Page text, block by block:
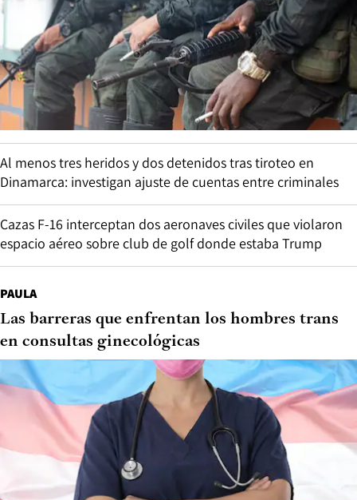
Al menos tres heridos y dos detenidos tras tiroteo en
Dinamarca: investigan ajuste de cuentas entre criminales
Cazas F-16 interceptan dos aeronaves civiles que violaron
espacio aéreo sobre club de golf donde estaba Trump
PAULA
Las barreras que enfrentan los hombres trans
en consultas ginecológicas